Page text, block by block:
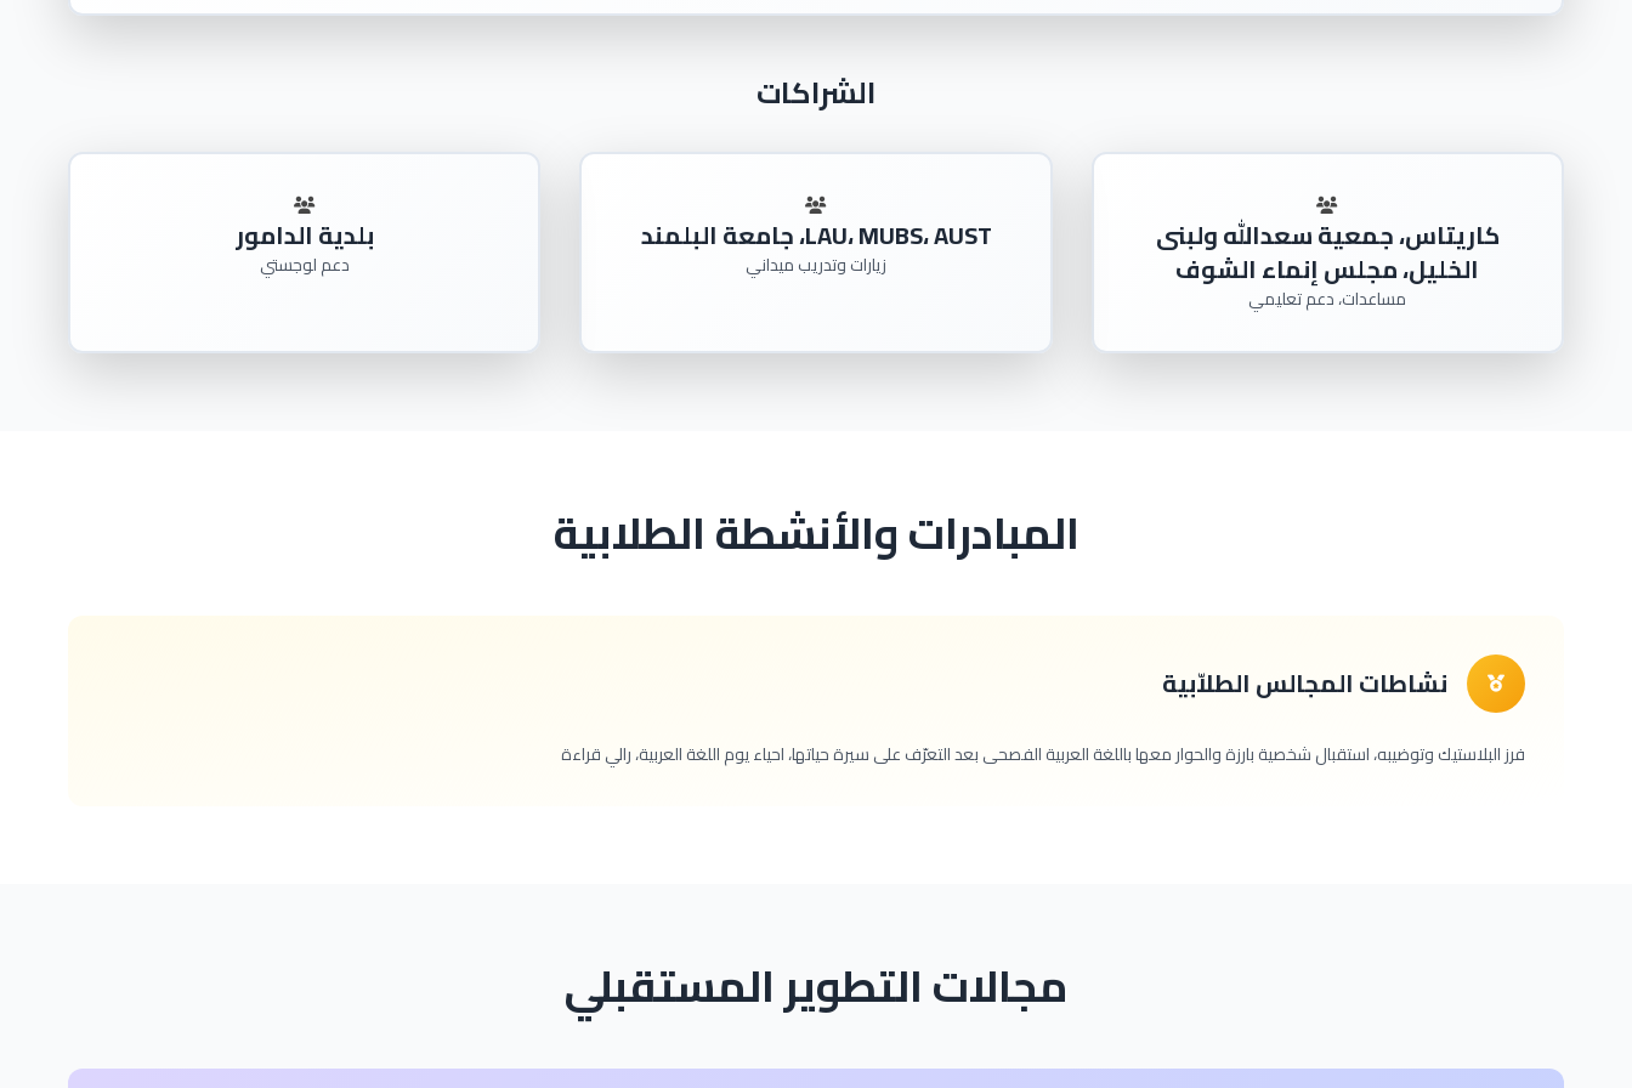
الشراكات
كاريتاس، جمعية سعدالله ولبنى
الخليل، مجلس إنماء الشوف
مساعدات، دعم تعليمي
LAU، MUBS، AUST، جامعة البلمند
زيارات وتدريب ميداني
بلدية الدامور
دعم لوجستي
المبادرات والأنشطة الطلابية
نشاطات المجالس الطلاّبية
فرز البلاستيك وتوضيبه، استقبال شخصية بارزة والحوار معها باللغة العربية الفصحى بعد التعرّف على سيرة حياتها، احياء يوم اللغة العربية، رالي قراءة
مجالات التطوير المستقبلي